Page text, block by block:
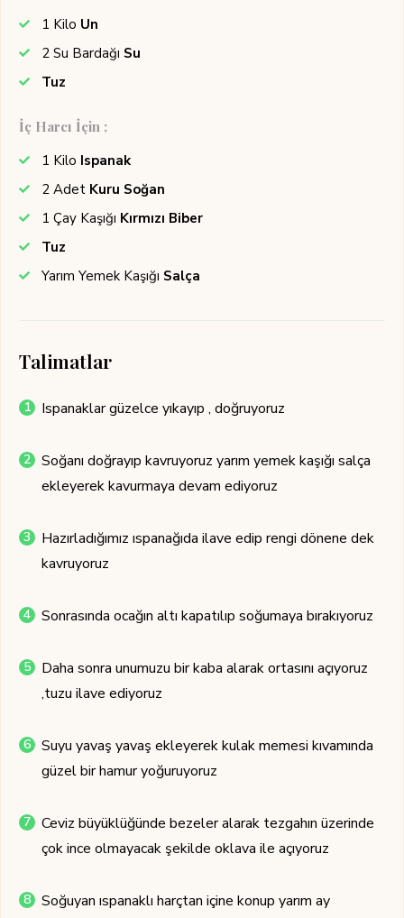
1 Kilo Un
2 Su Bardağı Su
Tuz
İç Harcı İçin ;
1 Kilo Ispanak
2 Adet Kuru Soğan
1 Çay Kaşığı Kırmızı Biber
Tuz
Yarım Yemek Kaşığı Salça
Talimatlar
Ispanaklar güzelce yıkayıp , doğruyoruz
Soğanı doğrayıp kavruyoruz yarım yemek kaşığı salça
ekleyerek kavurmaya devam ediyoruz
Hazırladığımız ıspanağıda ilave edip rengi dönene dek
kavruyoruz
Sonrasında ocağın altı kapatılıp soğumaya bırakıyoruz
Daha sonra unumuzu bir kaba alarak ortasını açıyoruz
,tuzu ilave ediyoruz
Suyu yavaş yavaş ekleyerek kulak memesi kıvamında
güzel bir hamur yoğuruyoruz
Ceviz büyüklüğünde bezeler alarak tezgahın üzerinde
çok ince olmayacak şekilde oklava ile açıyoruz
Soğuyan ıspanaklı harçtan içine konup yarım ay